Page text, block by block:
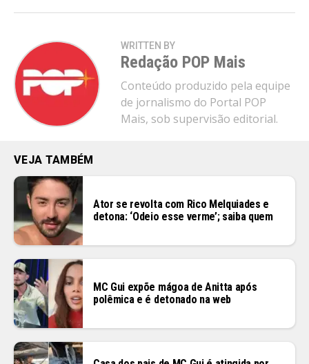
WRITTEN BY
Redação POP Mais
Conteúdo produzido pela equipe
de jornalismo do Portal POP
Mais, sob supervisão editorial.
VEJA TAMBÉM
Ator se revolta com Rico Melquiades e
detona: ‘Odeio esse verme’; saiba quem
MC Gui expõe mágoa de Anitta após
polêmica e é detonado na web